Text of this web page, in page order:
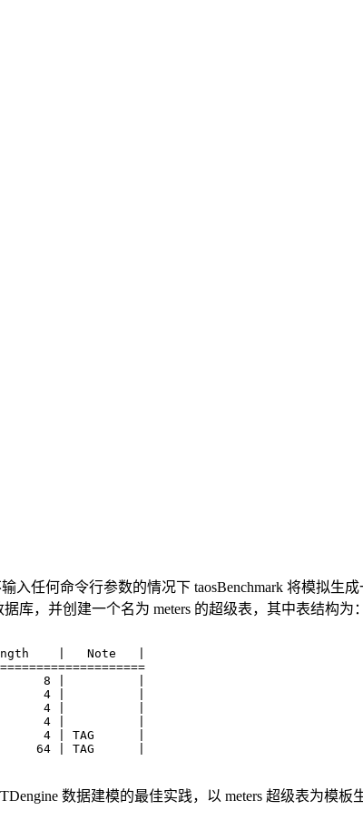
入任何命令行参数的情况下 taosBenchmark 将模拟生
库，并创建一个名为 meters 的超级表，其中表结构为：
|   Note   |
8 |          |
4 |          |
4 |          |
4 |          |
4 | TAG      |
64 | TAG      |
数据建模的最佳实践，以 meters 超级表为模板